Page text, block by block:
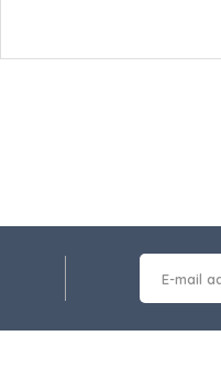
Ürün fiyatı diğer sitelerden